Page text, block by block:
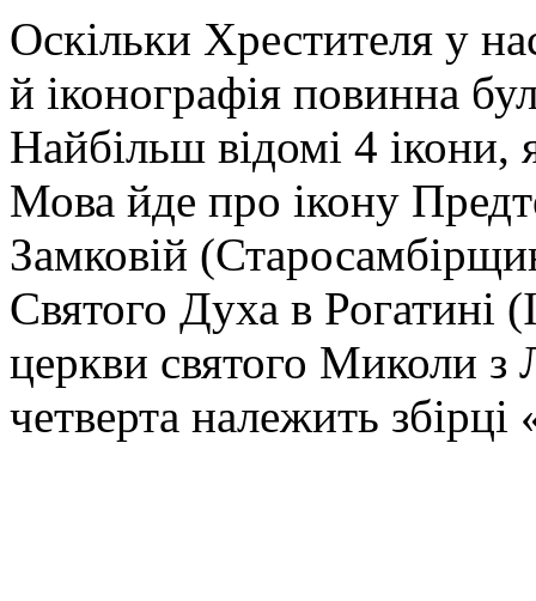
Оскільки Хрестителя у
й іконографія повинна
Найбільш відомі 4 ікони,
Мова йде про ікону
Замковій
Святого Духа в Рогатині
церкви святого Миколи
четверта належить збірці